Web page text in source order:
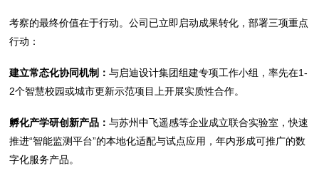
考察的最终价值在于行动。公司已立即启动成果转化，部署三项重点
行动：
建立常态化协同机制：与启迪设计集团组建专项工作小组，率先在1-
2个智慧校园或城市更新示范项目上开展实质性合作。
孵化产学研创新产品：与苏州中飞遥感等企业成立联合实验室，快速
推进“智能监测平台”的本地化适配与试点应用，年内形成可推广的数
字化服务产品。